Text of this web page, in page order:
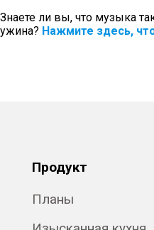
Знаете ли вы, что музыка
ужина? Нажмите здесь,
Продукт
Планы